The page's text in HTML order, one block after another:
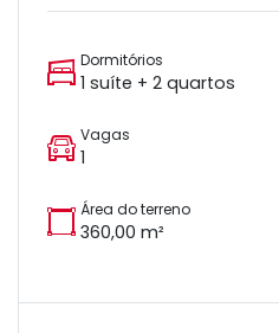
Dormitórios
1 suíte + 2 quartos
Vagas
1
Área do terreno
360,00 m²